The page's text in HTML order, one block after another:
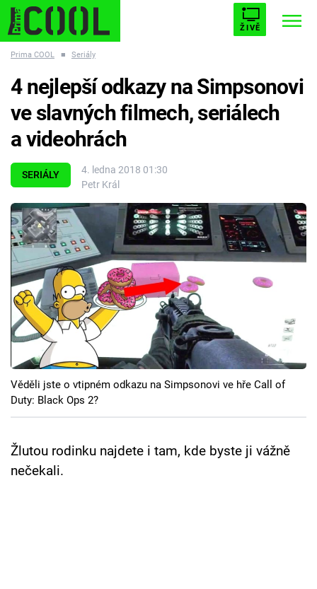
ŽIVĚ
ESCAPE PLNEJ KOTEL AVENGERS 5
Témata
Filmy
Seriály
Hry
Cool Esport
Pořady
TV Program
Přihlášení
Prima COOL ■ Seriály
SERIÁLY
4. ledna 2018 01:30
Petr Král
4 nejlepší odkazy na Simpsonovi
ve slavných filmech, seriálech
a videohrách
Věděli jste o vtipném odkazu na Simpsonovi ve hře Call of
Duty: Black Ops 2?
Žlutou rodinku najdete i tam, kde byste ji vážně
nečekali.